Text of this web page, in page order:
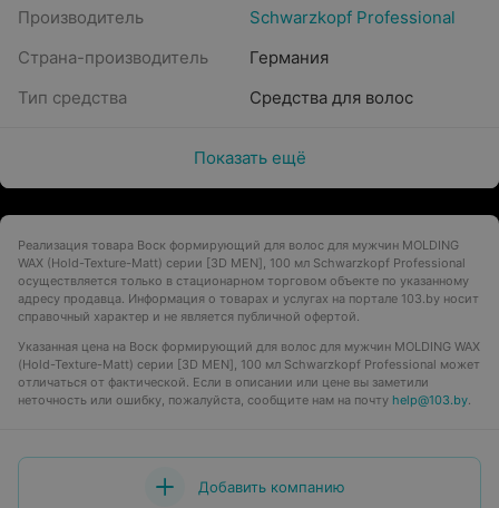
Производитель
Schwarzkopf Professional
Страна-производитель
Германия
Тип средства
Средства для волос
Показать ещё
Реализация товара Воск формирующий для волос для мужчин MOLDING
WAX (Hold-Texture-Matt) серии [3D MEN], 100 мл Schwarzkopf Professional
осуществляется только в стационарном торговом объекте по указанному
адресу продавца. Информация о товарах и услугах на портале 103.by носит
справочный характер и не является публичной офертой.
Указанная цена на Воск формирующий для волос для мужчин MOLDING WAX
(Hold-Texture-Matt) серии [3D MEN], 100 мл Schwarzkopf Professional может
отличаться от фактической. Если в описании или цене вы заметили
неточность или ошибку, пожалуйста, сообщите нам на почту help@103.by.
Добавить компанию